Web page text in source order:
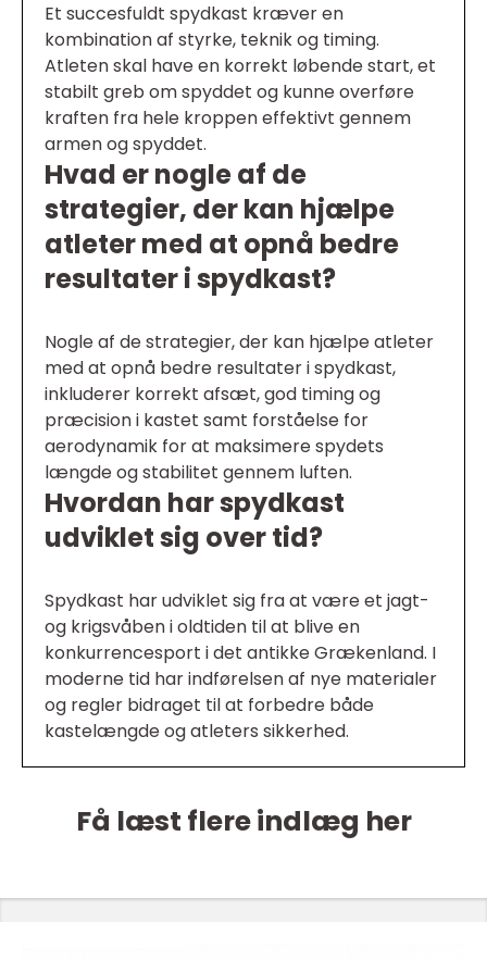
Et succesfuldt spydkast kræver en
kombination af styrke, teknik og timing.
Atleten skal have en korrekt løbende start, et
stabilt greb om spyddet og kunne overføre
kraften fra hele kroppen effektivt gennem
armen og spyddet.
Hvad er nogle af de
strategier, der kan hjælpe
atleter med at opnå bedre
resultater i spydkast?
Nogle af de strategier, der kan hjælpe atleter
med at opnå bedre resultater i spydkast,
inkluderer korrekt afsæt, god timing og
præcision i kastet samt forståelse for
aerodynamik for at maksimere spydets
længde og stabilitet gennem luften.
Hvordan har spydkast
udviklet sig over tid?
Spydkast har udviklet sig fra at være et jagt-
og krigsvåben i oldtiden til at blive en
konkurrencesport i det antikke Grækenland. I
moderne tid har indførelsen af nye materialer
og regler bidraget til at forbedre både
kastelængde og atleters sikkerhed.
Få læst flere indlæg her